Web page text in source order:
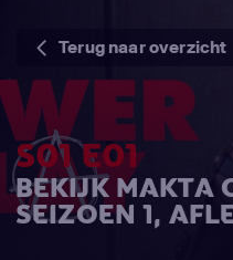
Terug naar overzicht
S01 E01
BEKIJK MAKTA
SEIZOEN 1,